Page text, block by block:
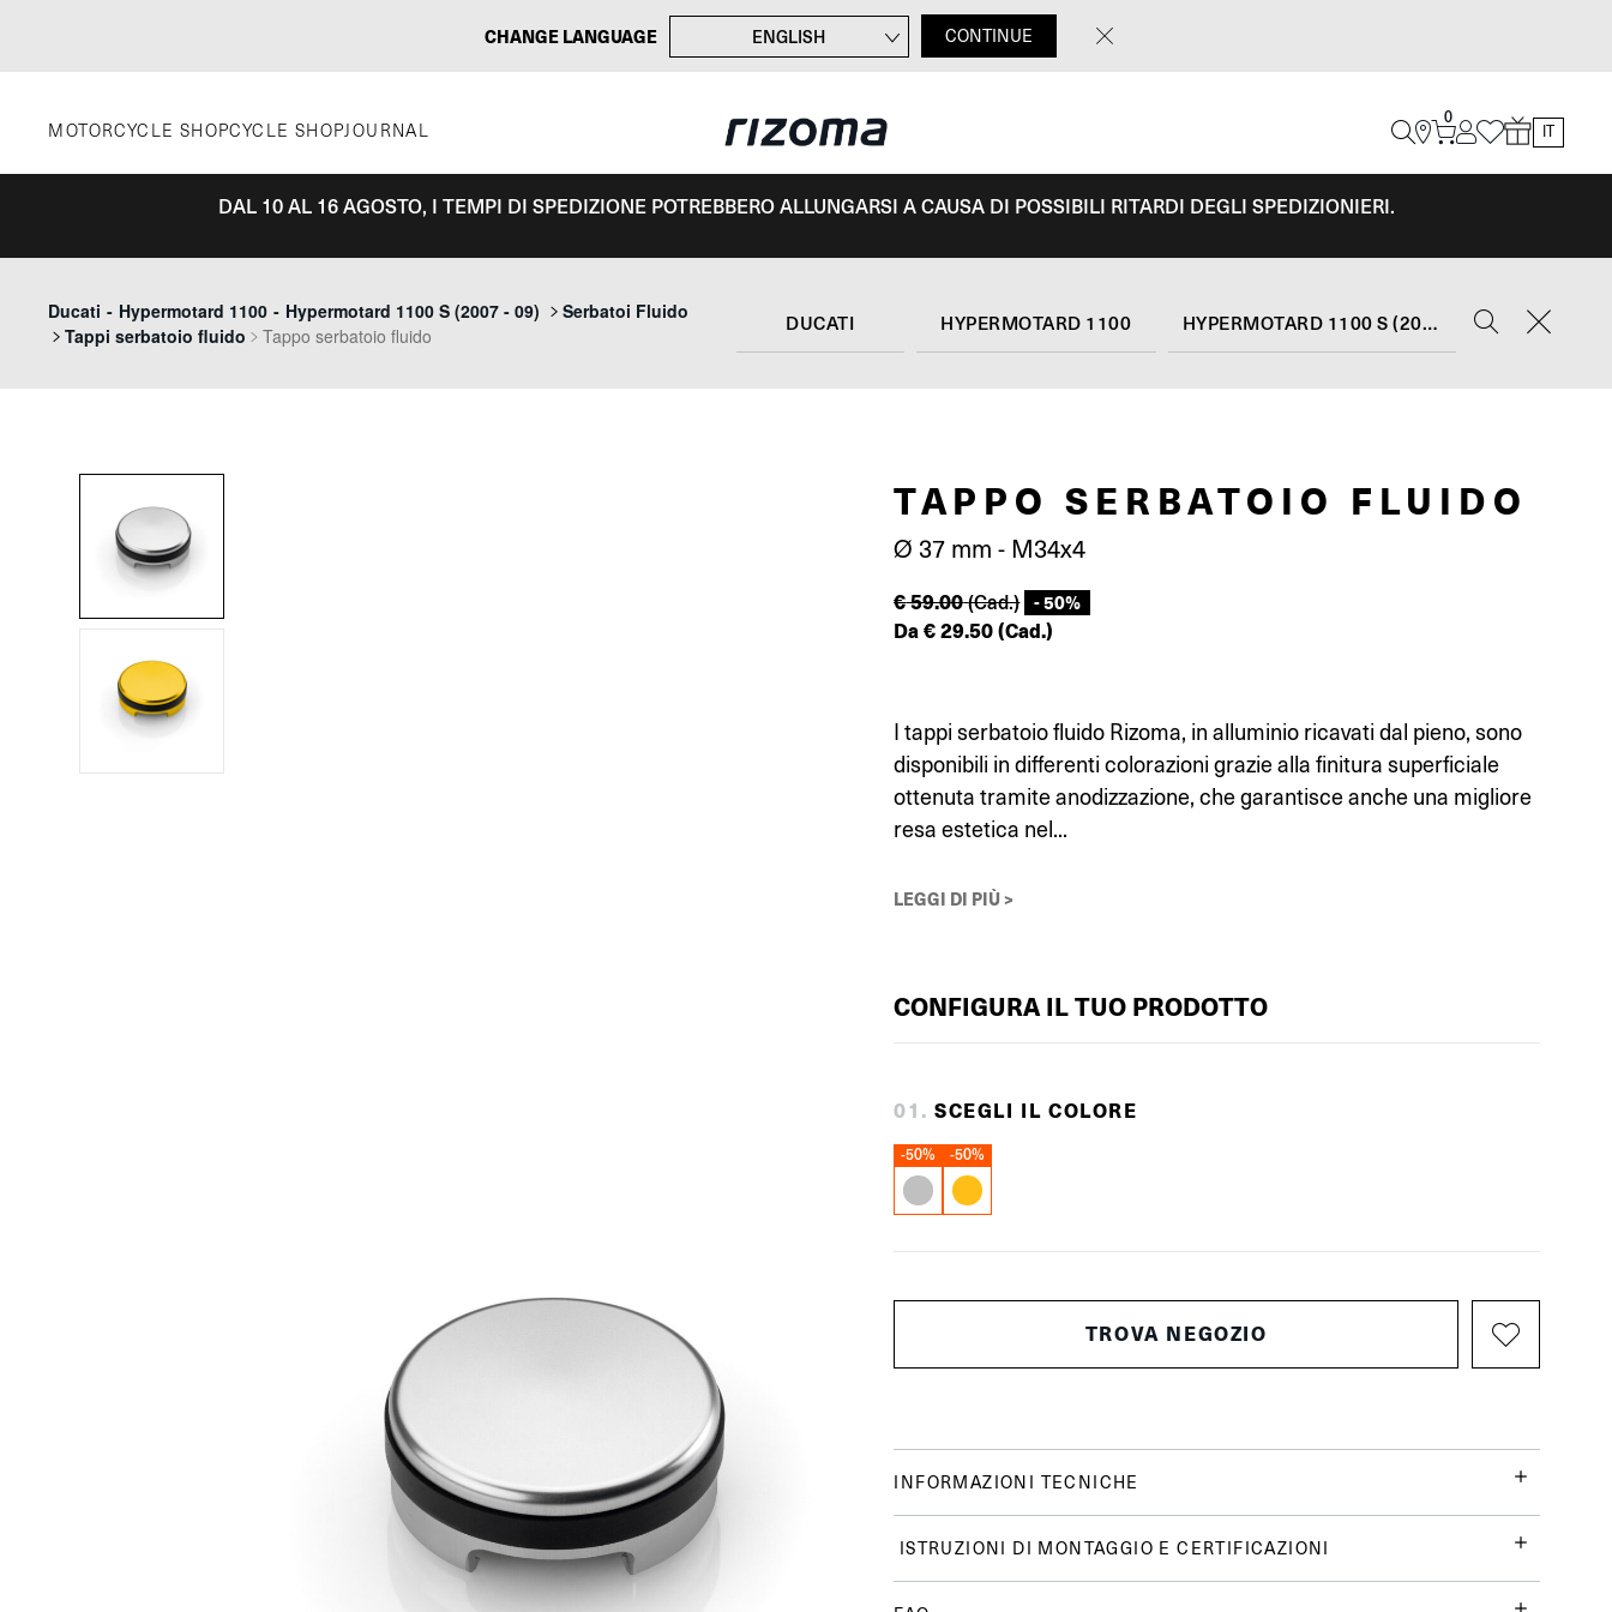
CHANGE LANGUAGE
ENGLISH
DEUTSCH
CONTINUE
MOTORCYCLE SHOPCYCLE SHOPJOURNAL
0
DAL 10 AL 16 AGOSTO, I TEMPI DI SPEDIZIONE POTREBBERO ALLUNGARSI A CAUSA DI POSSIBILI RITARDI DEGLI SPEDIZIONIERI.
Ducati - Hypermotard 1100 - Hypermotard 1100 S (2007 - 09)
Serbatoi Fluido
Tappi serbatoio fluido
Tappo serbatoio fluido
DUCATI HYPERMOTARD 1100 HYPERMOTARD 1100 S (2007 - 09)
TAPPO SERBATOIO FLUIDO
Ø 37 mm - M34x4
€59.00(Cad.) - 50%
Da€29.50(Cad.)
I tappi serbatoio fluido Rizoma, in alluminio ricavati dal pieno, sono
disponibili in differenti colorazioni grazie alla finitura superficiale
ottenuta tramite anodizzazione, che garantisce anche una migliore
resa estetica nel...
LEGGI DI PIÙ >
CONFIGURA IL TUO PRODOTTO
01 . SCEGLI IL COLORE
-50% -50%
TROVA NEGOZIO
INFORMAZIONI TECNICHE
ISTRUZIONI DI MONTAGGIO E CERTIFICAZIONI